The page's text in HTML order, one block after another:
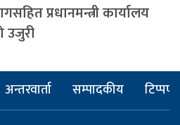
प्रधानमन्त्री कार्यालय
उजुरी
अन्तरवार्ता सम्पादकीय टिप्पणी